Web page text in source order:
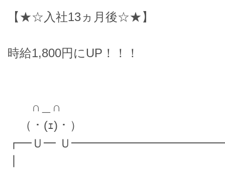
【★☆入社13ヵ月後☆★】
時給1,800円にUP！！！
∩＿∩
（・(ｪ)・）
┏━Ｕ━ Ｕ